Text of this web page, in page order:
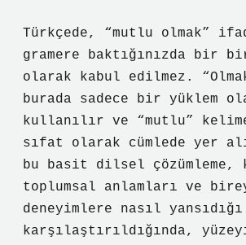
Türkçede, “mutlu olmak”
gramere baktığınızda
olarak kabul edilmez.
burada sadece bir yüklem
kullanılır ve “mutlu”
sıfat olarak cümlede yer
bu basit dilsel çözümleme,
toplumsal anlamları ve
deneyimlere nasıl
karşılaştırıldığında,